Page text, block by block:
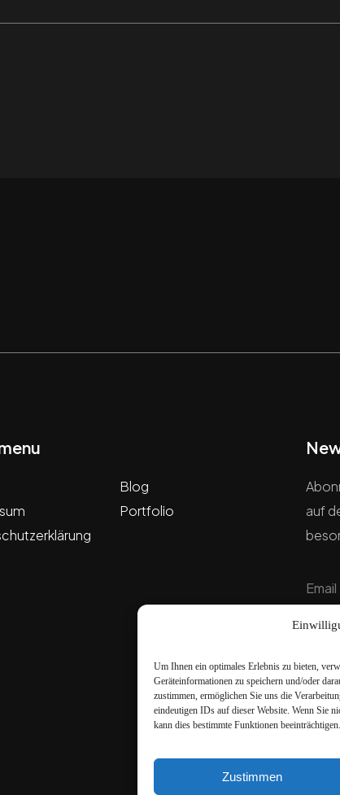
Um Ihnen ein optimales Erlebnis zu bieten,
Geräteinformationen zu speichern und/oder
zustimmen, ermöglichen Sie uns die
eindeutigen IDs auf dieser Website. Wenn Sie
kann dies bestimmte Funktionen beeinträchtigen.
Zustimmen
Blog
Portfolio
auf